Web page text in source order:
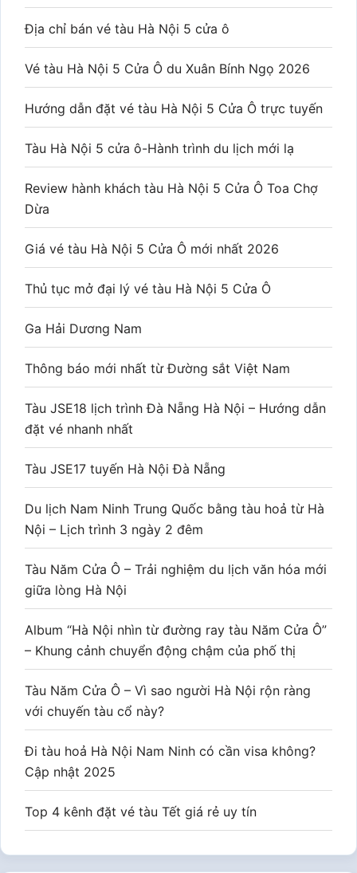
Địa chỉ bán vé tàu Hà Nội 5 cửa ô
Vé tàu Hà Nội 5 Cửa Ô du Xuân Bính Ngọ 2026
Hướng dẫn đặt vé tàu Hà Nội 5 Cửa Ô trực tuyến
Tàu Hà Nội 5 cửa ô-Hành trình du lịch mới lạ
Review hành khách tàu Hà Nội 5 Cửa Ô Toa Chợ
Dừa
Giá vé tàu Hà Nội 5 Cửa Ô mới nhất 2026
Thủ tục mở đại lý vé tàu Hà Nội 5 Cửa Ô
Ga Hải Dương Nam
Thông báo mới nhất từ Đường sắt Việt Nam
Tàu JSE18 lịch trình Đà Nẵng Hà Nội – Hướng dẫn
đặt vé nhanh nhất
Tàu JSE17 tuyến Hà Nội Đà Nẵng
Du lịch Nam Ninh Trung Quốc bằng tàu hoả từ Hà
Nội – Lịch trình 3 ngày 2 đêm
Tàu Năm Cửa Ô – Trải nghiệm du lịch văn hóa mới
giữa lòng Hà Nội
Album “Hà Nội nhìn từ đường ray tàu Năm Cửa Ô”
– Khung cảnh chuyển động chậm của phố thị
Tàu Năm Cửa Ô – Vì sao người Hà Nội rộn ràng
với chuyến tàu cổ này?
Đi tàu hoả Hà Nội Nam Ninh có cần visa không?
Cập nhật 2025
Top 4 kênh đặt vé tàu Tết giá rẻ uy tín